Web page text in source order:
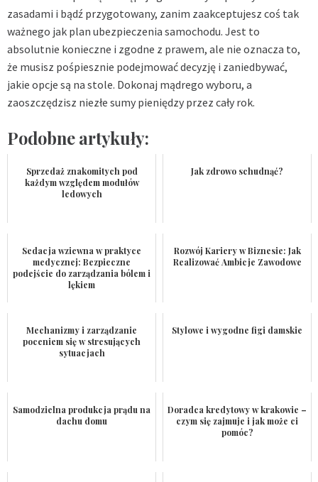
zasadami i bądź przygotowany, zanim zaakceptujesz coś tak
ważnego jak plan ubezpieczenia samochodu. Jest to
absolutnie konieczne i zgodne z prawem, ale nie oznacza to,
że musisz pośpiesznie podejmować decyzję i zaniedbywać,
jakie opcje są na stole. Dokonaj mądrego wyboru, a
zaoszczędzisz niezłe sumy pieniędzy przez cały rok.
Podobne artykuły:
Sprzedaż znakomitych pod
każdym względem modułów
ledowych
Jak zdrowo schudnąć?
Sedacja wziewna w praktyce
medycznej: Bezpieczne
podejście do zarządzania bólem i
lękiem
Rozwój Kariery w Biznesie: Jak
Realizować Ambicje Zawodowe
Mechanizmy i zarządzanie
poceniem się w stresujących
sytuacjach
Stylowe i wygodne figi damskie
Samodzielna produkcja prądu na
dachu domu
Doradca kredytowy w krakowie –
czym się zajmuje i jak może ci
pomóc?